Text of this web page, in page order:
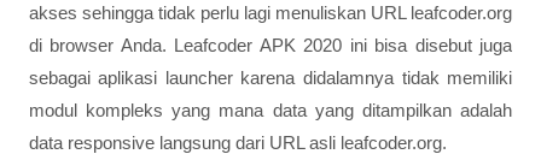
akses sehingga tidak perlu lagi menuliskan URL leafcoder.org
di browser Anda. Leafcoder APK 2020 ini bisa disebut juga
sebagai aplikasi launcher karena didalamnya tidak memiliki
modul kompleks yang mana data yang ditampilkan adalah
data responsive langsung dari URL asli leafcoder.org.